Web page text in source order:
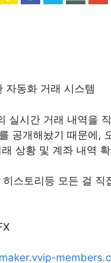
자동화 거래 시스템
실시간 거래 내역을
공개해놨기 때문에,
상황 및 계좌 내역
스토리등 모든 걸 직